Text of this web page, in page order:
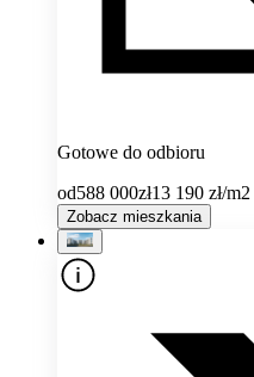
Gotowe do odbioru
od588 000zł13 190 zł/m2
Zobacz mieszkania